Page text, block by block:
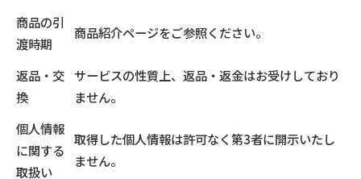
商品の引
渡時期
商品紹介ページをご参照ください。
返品・交
換
サービスの性質上、返品・返金はお受けしており
ません。
個人情報
に関する
取扱い
取得した個人情報は許可なく第3者に開示いたし
ません。